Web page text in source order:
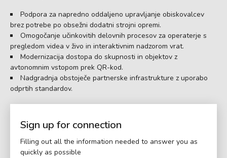
Podpora za napredno oddaljeno upravljanje obiskovalcev
brez potrebe po obsežni dodatni strojni opremi.
Omogočanje učinkovitih delovnih procesov za operaterje s
pregledom videa v živo in interaktivnim nadzorom vrat.
Modernizacija dostopa do skupnosti in objektov z
avtonomnim vstopom prek QR-kod.
Nadgradnja obstoječe partnerske infrastrukture z uporabo
odprtih standardov.
Sign up for connection
Filling out all the information needed to answer you as
quickly as possible